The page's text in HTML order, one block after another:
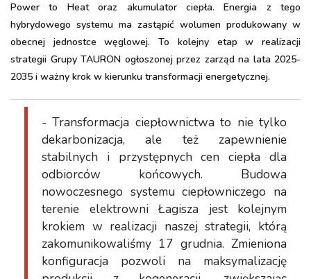
Power to Heat oraz akumulator ciepła. Energia z tego
hybrydowego systemu ma zastąpić wolumen produkowany w
obecnej jednostce węglowej. To kolejny etap w realizacji
strategii Grupy TAURON ogłoszonej przez zarząd na lata 2025-
2035 i ważny krok w kierunku transformacji energetycznej.
- Transformacja ciepłownictwa to nie tylko
dekarbonizacja, ale też zapewnienie
stabilnych i przystępnych cen ciepła dla
odbiorców końcowych. Budowa
nowoczesnego systemu ciepłowniczego na
terenie elektrowni Łagisza jest kolejnym
krokiem w realizacji naszej strategii, którą
zakomunikowaliśmy 17 grudnia. Zmieniona
konfiguracja pozwoli na maksymalizację